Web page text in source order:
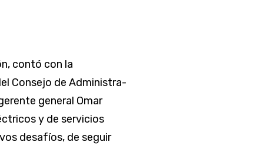
contó con la
Consejo de Administra­
general Omar
y de servicios
desafíos, de seguir